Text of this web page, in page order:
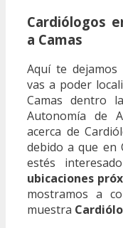
Cardiólogos
a Camas
Aquí te
vas a poder
Camas dentro
Autonomía de
acerca de
debido a que en
estés
ubicaciones
mostramos a
muestra